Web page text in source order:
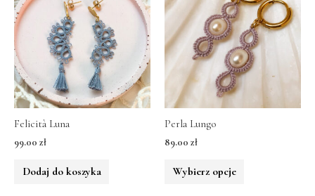
Felicità Luna
99.00 zł
Dodaj do koszyka
Perla Lungo
89.00 zł
Wybierz opcje